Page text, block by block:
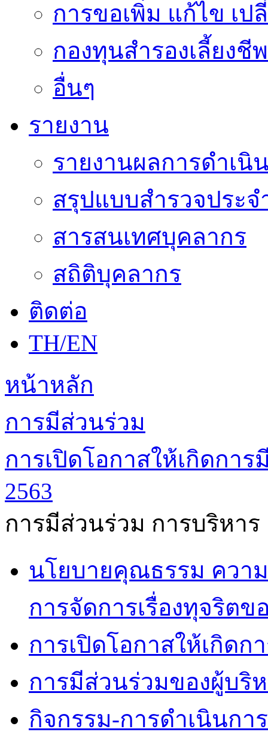
การขอเพิ่ม แก้ไข เ
กองทุนสำรองเลี้ยงชีพ
อื่นๆ
รายงาน
รายงานผลการดำเนิ
สรุปแบบสำรวจประจ
สารสนเทศบุคลากร
สถิติบุคลากร
ติดต่อ
TH/EN
หน้าหลัก
การมีส่วนร่วม
การเปิดโอกาสให้เกิดกา
2563
การมีส่วนร่วม การบริหาร
นโยบายคุณธรรม ควา
การจัดการเรื่องทุจริตข
การเปิดโอกาสให้เกิดก
การมีส่วนร่วมของผู้บริ
กิจกรรม-การดำเนินก